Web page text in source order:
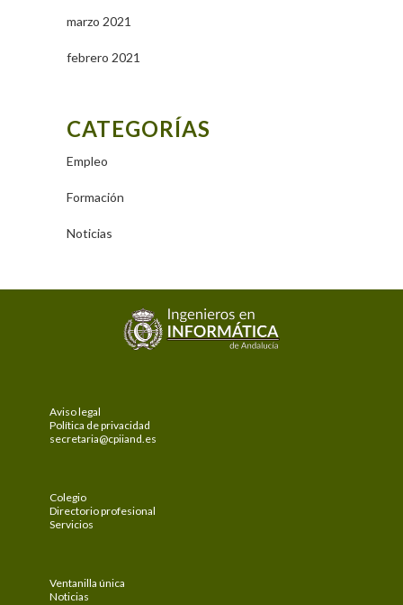
marzo 2021
febrero 2021
CATEGORÍAS
Empleo
Formación
Noticias
Aviso legal
Política de privacidad
secretaria@cpiiand.es
Colegio
Directorio profesional
Servicios
Ventanilla única
Noticias